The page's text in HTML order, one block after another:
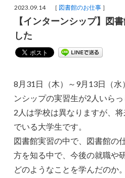
2023.09.14 ［ 図書館のお仕事 ］
【インターンシップ】図
した
8月31日（木）～9月13日（
ンシップの実習生が2人いらっ
2人は学校は異なりますが、
でいる大学生です。
図書館実習の中で、図書館の
方を知る中で、今後の就職や
どのようなことを学んだのか。